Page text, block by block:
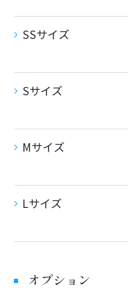
SSサイズ
Sサイズ
Mサイズ
Lサイズ
オプション